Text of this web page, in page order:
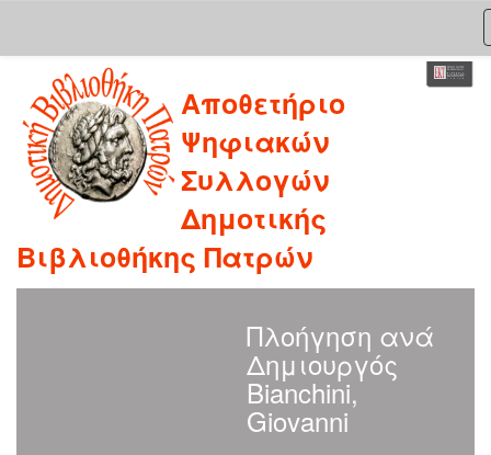
navigation
Αποθετήριο
Ψηφιακών
Συλλογών
Δημοτικής
Βιβλιοθήκης Πατρών
Πλοήγηση ανά
Δημιουργός
Bianchini,
Giovanni